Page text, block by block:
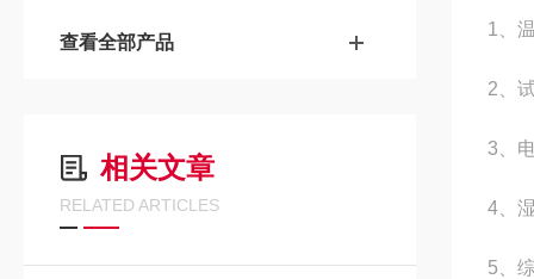
查看全部产品
相关文章
RELATED ARTICLES
1、
2、
3、
4、
5、